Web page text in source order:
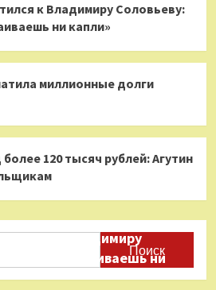
к Владимиру Соловьеву:
ни капли»
миллионные долги
120 тысяч рублей: Агутин
к Владимиру
не расстраиваешь ни